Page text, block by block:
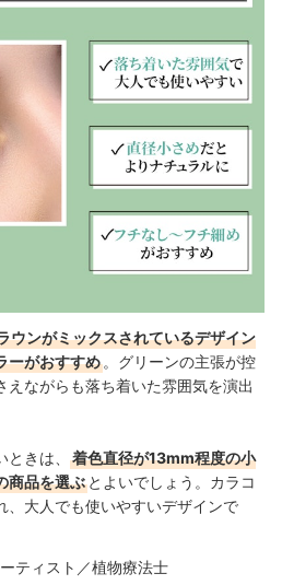
ウンがミックスされているデザイン
ーがおすすめ 。グリーンの主張が控
えながらも落ち着いた雰囲気を演出
きは、
着色直径が13mm程度の小
商品を選ぶ とよいでしょう。カラコ
、大人でも使いやすいデザインで
ティスト／植物療法士